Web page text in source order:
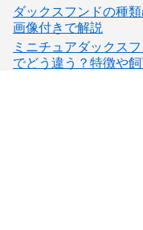
ダックスフンドの種
画像付きで解説
ミニチュアダックス
でどう違う？特徴や